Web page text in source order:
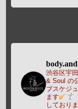
渋谷区宇
& Soul の
ブスケジ
ます
しており